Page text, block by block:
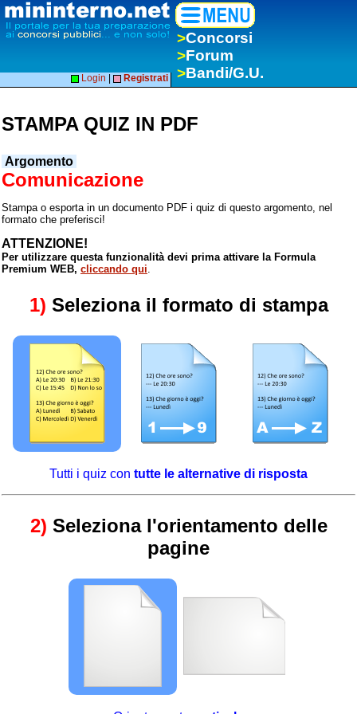
>Concorsi
>Forum
>Bandi/G.U.
Login Registrati
STAMPA QUIZ IN PDF
Argomento
Comunicazione
Stampa o esporta in un documento PDF i quiz di questo argomento, nel
formato che preferisci!
ATTENZIONE!
Per utilizzare questa funzionalità devi prima attivare la Formula
Premium WEB, cliccando qui
1) Seleziona il formato di stampa
Tutti i quiz con tutte le alternative di risposta
2) Seleziona l'orientamento delle
pagine